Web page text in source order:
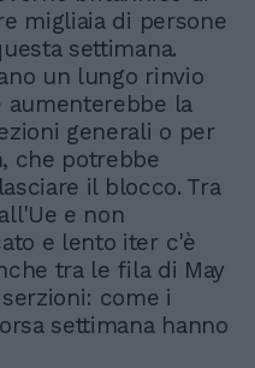
migliaia di persone
settimana.
un lungo rinvio
aumenterebbe la
generali o per
che potrebbe
il blocco. Tra
e non
e lento iter c'è
tra le fila di May
come i
settimana hanno